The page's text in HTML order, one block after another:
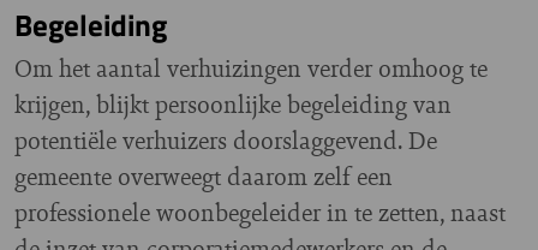
Begeleiding
Om het aantal verhuizingen verder omhoog te
krijgen, blijkt persoonlijke begeleiding van
potentiële verhuizers doorslaggevend. De
gemeente overweegt daarom zelf een
professionele woonbegeleider in te zetten, naast